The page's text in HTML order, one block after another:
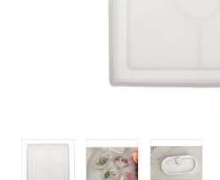
Stempelkissen
Embossing Pulver WOW